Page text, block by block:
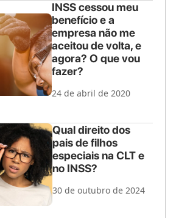
INSS cessou meu
benefício e a
empresa não me
aceitou de volta, e
agora? O que vou
fazer?
24 de abril de 2020
Qual direito dos
pais de filhos
especiais na CLT e
no INSS?
30 de outubro de 2024